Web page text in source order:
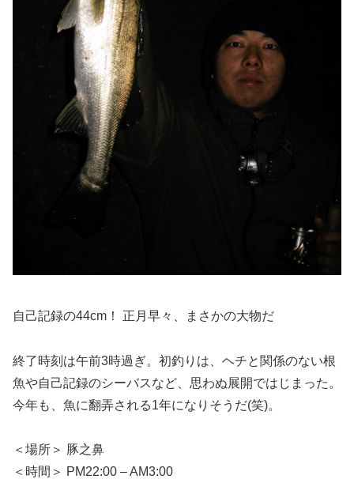
自己記録の44cm！ 正月早々、まさかの大物だ
終了時刻は午前3時過ぎ。初釣りは、ヘチと関係のない根
魚や自己記録のシーバスなど、思わぬ展開ではじまった。
今年も、魚に翻弄される1年になりそうだ(笑)。
＜場所＞ 豚之鼻
＜時間＞ PM22:00 – AM3:00